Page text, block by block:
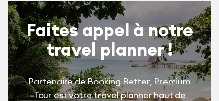
Faites appel à notre
travel planner !
Partenaire de Booking Better, Premium
Tour est votre travel planner haut de